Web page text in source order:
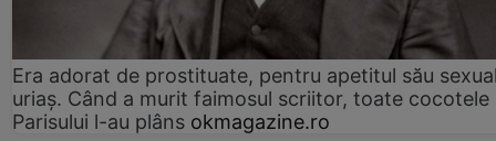
Era adorat de prostituate, pentru apetitul său
uriaș. Când a murit faimosul scriitor, toate cocotele
Parisului l-au plâns okmagazine.ro